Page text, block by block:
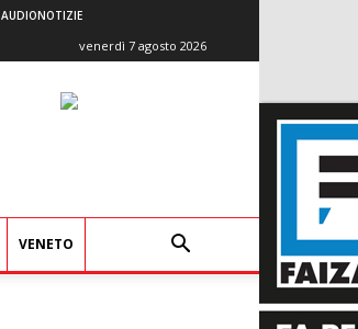
AUDIONOTIZIE
venerdì 7 agosto 2026
VENETO